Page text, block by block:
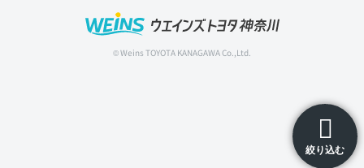
絞り込む
© Weins TOYOTA KANAGAWA Co.,Ltd.